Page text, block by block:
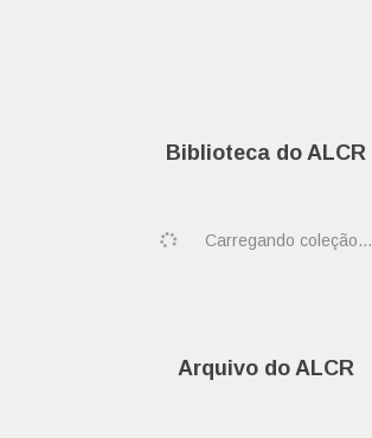
Biblioteca do ALCR
Carregando coleção...
Arquivo do ALCR